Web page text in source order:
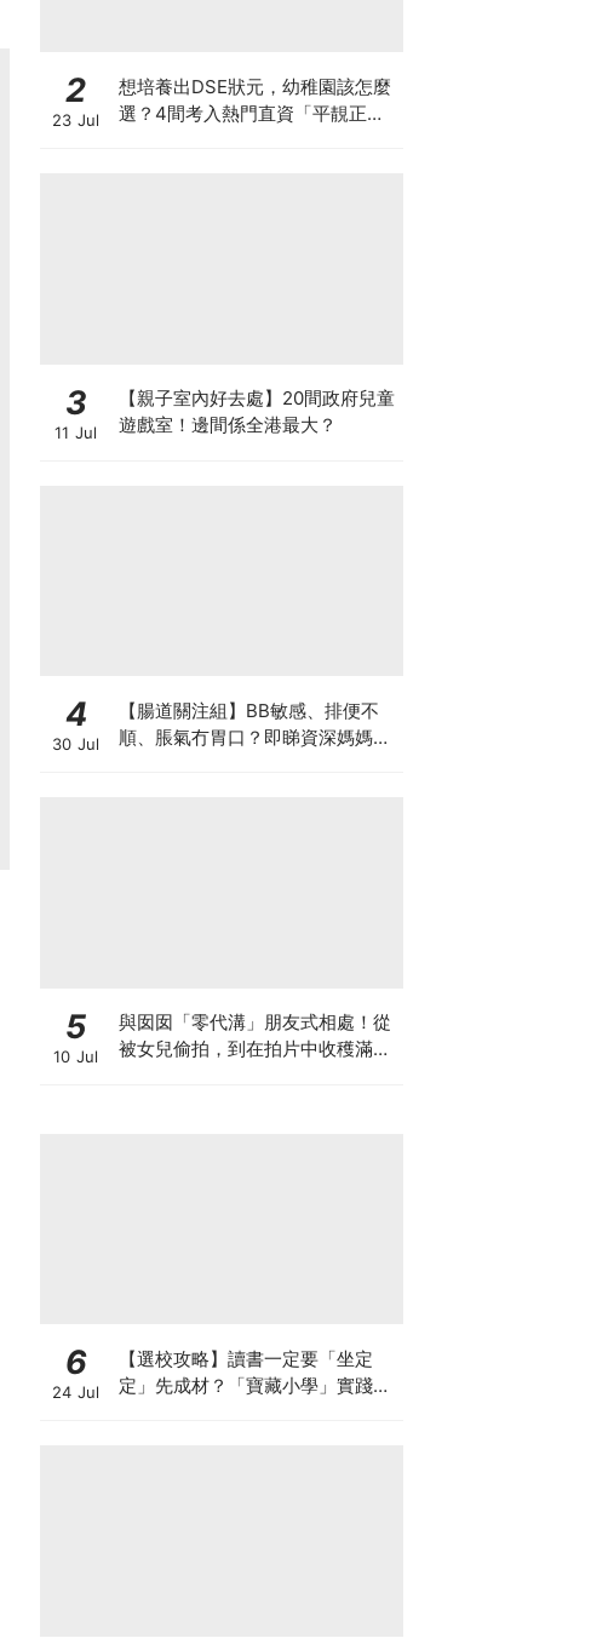
2
23 Jul
想培養出DSE狀元，幼稚園該怎麼
選？4間考入熱門直資「平靚正」
3
11 Jul
【親子室內好去處】20間政府兒童
遊戲室！邊間係全港最大？
4
30 Jul
【腸道關注組】BB敏感、排便不
順、脹氣冇胃口？即睇資深媽媽分
5
10 Jul
與囡囡「零代溝」朋友式相處！從
被女兒偷拍，到在拍片中收穫滿足
6
24 Jul
【選校攻略】讀書一定要「坐定
定」先成材？「寶藏小學」實踐動